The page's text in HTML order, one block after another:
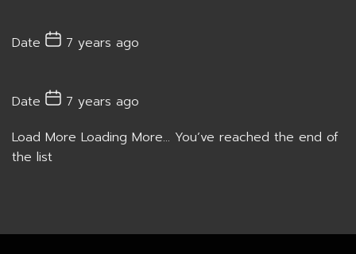
Date 7 years ago
Date
7 years ago
Load More Loading More... You’ve reached the end of
the list